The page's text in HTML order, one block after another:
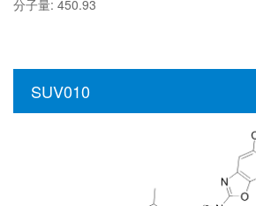
分子量: 450.93
SUV010